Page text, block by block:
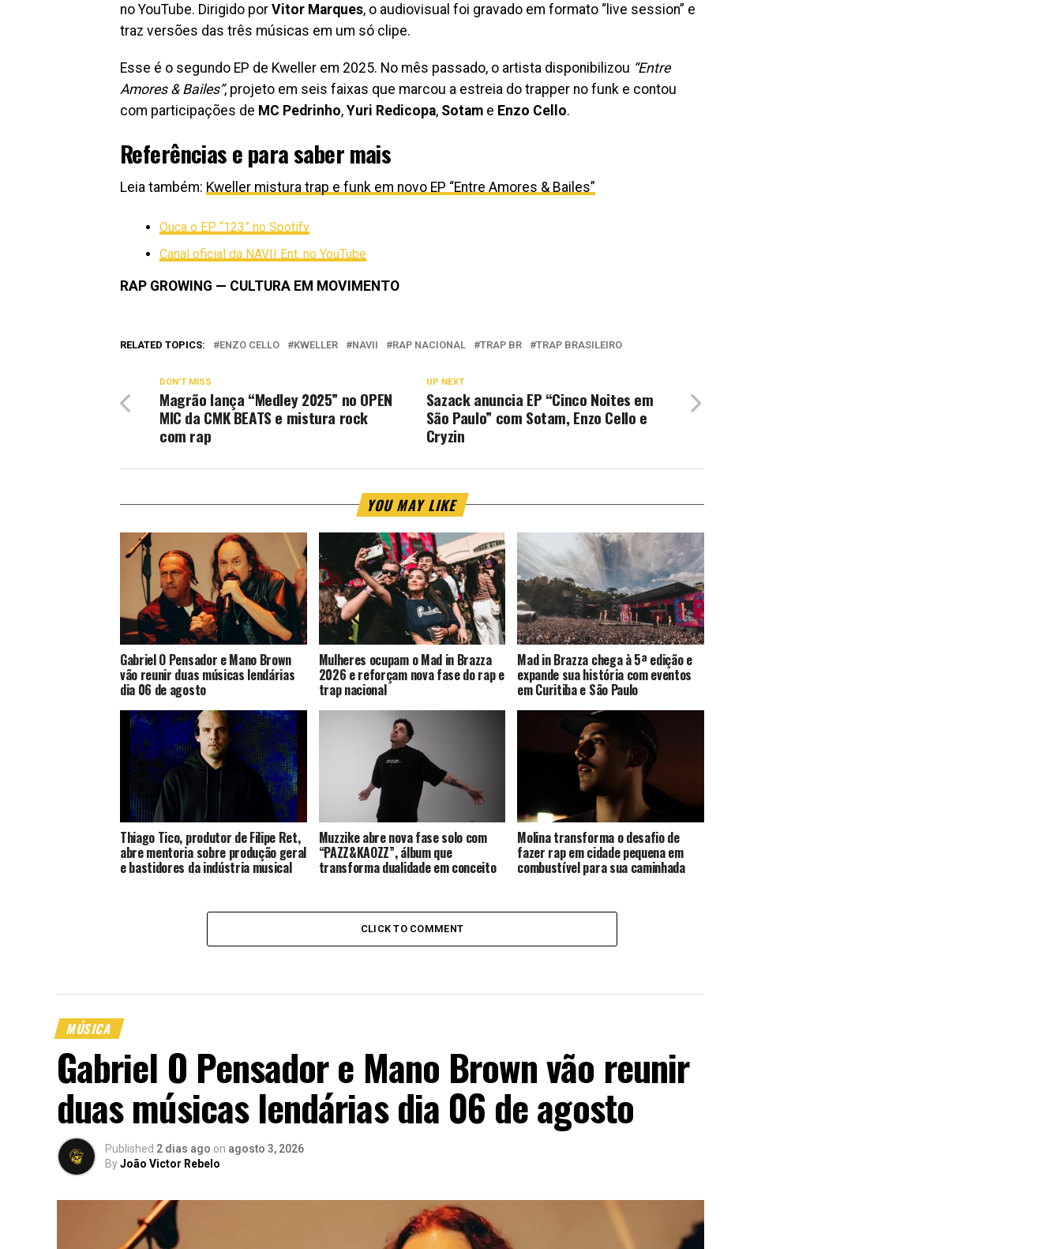
no YouTube. Dirigido por Vitor Marques, o audiovisual foi gravado em formato “live session” e
traz versões das três músicas em um só clipe.
Esse é o segundo EP de Kweller em 2025. No mês passado, o artista disponibilizou “Entre
Amores & Bailes”, projeto em seis faixas que marcou a estreia do trapper no funk e contou
com participações de MC Pedrinho, Yuri Redicopa, Sotam e Enzo Cello.
Referências e para saber mais
Leia também: Kweller mistura trap e funk em novo EP “Entre Amores & Bailes”
Ouça o EP “123” no Spotify
Canal oficial da NAVII Ent. no YouTube
RAP GROWING — CULTURA EM MOVIMENTO
RELATED TOPICS: ENZO CELLO KWELLER NAVII RAP NACIONAL TRAP BR TRAP BRASILEIRO
UP NEXT
Sazack anuncia EP “Cinco Noites em
São Paulo” com Sotam, Enzo Cello e
Cryzin
DON'T MISS
Magrão lança “Medley 2025” no OPEN
MIC da CMK BEATS e mistura rock
com rap
YOU MAY LIKE
Gabriel O Pensador e Mano Brown
vão reunir duas músicas lendárias
dia 06 de agosto
Mulheres ocupam o Mad in Brazza
2026 e reforçam nova fase do rap e
trap nacional
Mad in Brazza chega à 5ª edição e
expande sua história com eventos
em Curitiba e São Paulo
Thiago Tico, produtor de Filipe Ret,
abre mentoria sobre produção geral
e bastidores da indústria musical
Muzzike abre nova fase solo com
“PAZZ&KAOZZ”, álbum que
transforma dualidade em conceito
Molina transforma o desafio de
fazer rap em cidade pequena em
combustível para sua caminhada
CLICK TO COMMENT
MÚSICA
Gabriel O Pensador e Mano Brown vão reunir
duas músicas lendárias dia 06 de agosto
Published 2 dias ago on agosto 3, 2026
ByJoão Victor Rebelo